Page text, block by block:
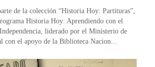
de la colección “Historia Hoy: Partituras”,
Historia Hoy: Aprendiendo con el
liderado por el Ministerio de
con el apoyo de la Biblioteca Nacion...